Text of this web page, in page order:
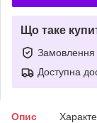
Що таке
Замовлення
Доступна
Опис